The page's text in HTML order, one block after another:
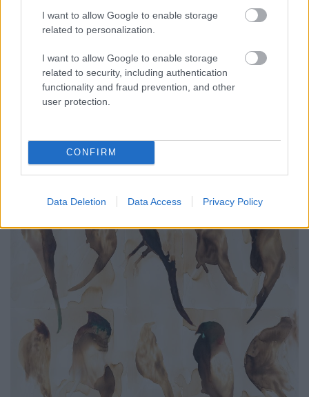
I want to allow Google to enable storage
related to personalization.
I want to allow Google to enable storage
related to security, including authentication
functionality and fraud prevention, and other
user protection.
CONFIRM
Data Deletion Data Access Privacy Policy